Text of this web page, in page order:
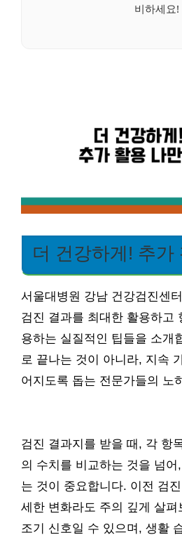
비하세요!
더 건강하게! 추가
서울대병원 강남 건강검진센
검진 결과를 최대한 활용하고
용하는 실질적인 팁들을 소개
로 끝나는 것이 아니라, 지속
어지도록 돕는 전문가들의 노
검진 결과지를 받을 때, 각 항
의 수치를 비교하는 것을 넘
는 것이 중요합니다. 이전 검
세한 변화라도 주의 깊게 살펴
조기 신호일 수 있으며, 생활